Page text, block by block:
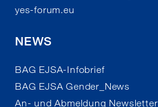
yes-forum.eu
NEWS
BAG EJSA-Infobrief
BAG EJSA Gender_News
An- und Abmeldung Newsletter